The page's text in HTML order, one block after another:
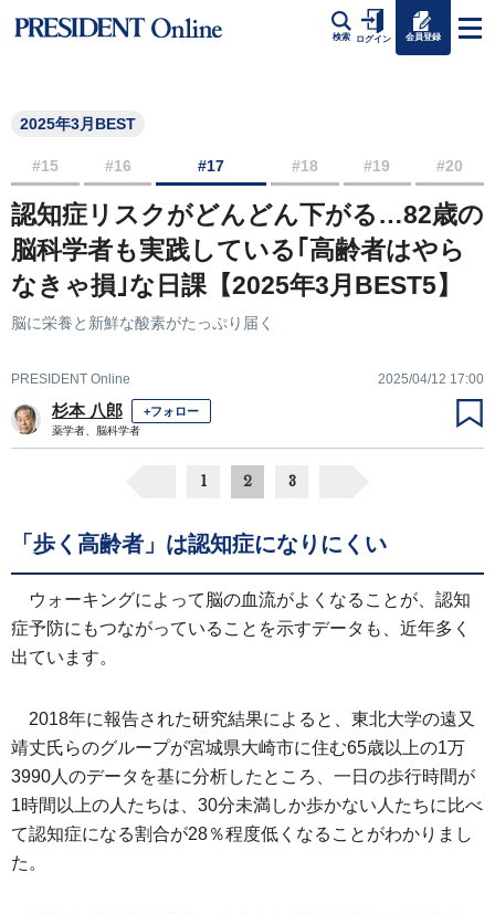
検索 ログイン 会員登録
2025年3月BEST
#15 #16 #17 #18 #19 #20
認知症リスクがどんどん下がる…82歳の
脳科学者も実践している｢高齢者はやら
なきゃ損｣な日課【2025年3月BEST5】
脳に栄養と新鮮な酸素がたっぷり届く
PRESIDENT Online 2025/04/12 17:00
杉本 八郎 +フォロー
薬学者、脳科学者
1 2 3
「歩く高齢者」は認知症になりにくい
ウォーキングによって脳の血流がよくなることが、認知
症予防にもつながっていることを示すデータも、近年多く
出ています。
2018年に報告された研究結果によると、東北大学の遠又
靖丈氏らのグループが宮城県大崎市に住む65歳以上の1万
3990人のデータを基に分析したところ、一日の歩行時間が
1時間以上の人たちは、30分未満しか歩かない人たちに比べ
て認知症になる割合が28％程度低くなることがわかりまし
た。